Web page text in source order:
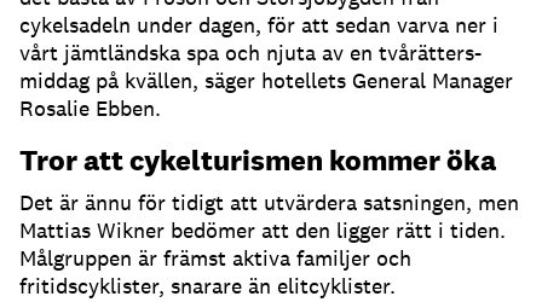
cykelsadeln under dagen, för att sedan varva ner i
vårt jämtländska spa och njuta av en tvårätters-
middag på kvällen, säger hotellets General Manager
Rosalie Ebben.
Tror att cykelturismen kommer öka
Det är ännu för tidigt att utvärdera satsningen, men
Mattias Wikner bedömer att den ligger rätt i tiden.
Målgruppen är främst aktiva familjer och
fritidscyklister, snarare än elitcyklister.